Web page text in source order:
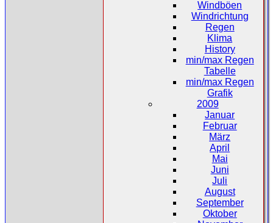
Windböen
Windrichtung
Regen
Klima
History
min/max Regen
Tabelle
min/max Regen
Grafik
2009
Januar
Februar
März
April
Mai
Juni
Juli
August
September
Oktober